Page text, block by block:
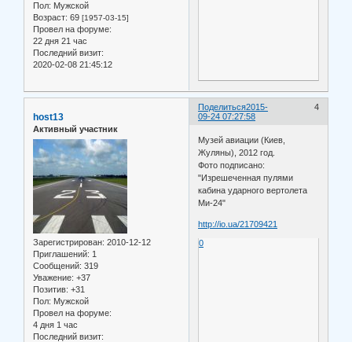
Пол: Мужской
Возраст: 69 [1957-03-15]
Провел на форуме:
22 дня 21 час
Последний визит:
2020-02-08 21:45:12
Поделиться 4
2015-
09-24 07:27:58
host13
Активный участник
Зарегистрирован: 2010-12-12
Приглашений: 1
Сообщений: 319
Уважение: +37
Позитив: +31
Пол: Мужской
Провел на форуме:
4 дня 1 час
Последний визит:
Музей авиации (Киев,
Жуляны), 2012 год.
Фото подписано:
"Изрешеченная пулями
кабина ударного вертолета
Ми-24"
http://io.ua/21709421
0